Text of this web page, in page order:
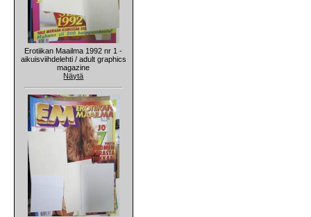
Erotiikan Maailma 1992 nr 1 -
aikuisviihdelehti / adult graphics
magazine
Näytä